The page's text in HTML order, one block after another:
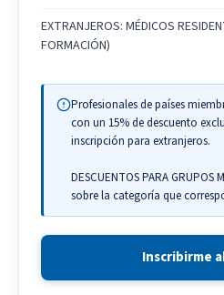
EXTRANJEROS: MÉDICOS
FORMACIÓN)
Profesionales de países
con un 15% de descuento
inscripción para extranjeros.
DESCUENTOS PARA GRUPOS
sobre la categoría que
Inscribirme